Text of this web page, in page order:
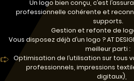
Un logo bien conçu, c’est
professionnelle cohérente et
supports.
Gestion et refonte de
Vous disposez déjà d’un logo ? AT
meilleur parti :
Optimisation de l’utilisation sur tous
professionnels, impressions
digitaux),